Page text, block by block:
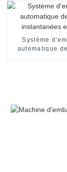
Système
automatique